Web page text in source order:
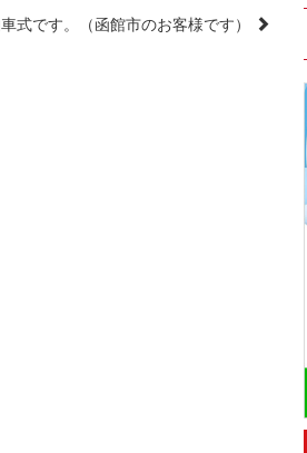
です。（函館市のお客様です）